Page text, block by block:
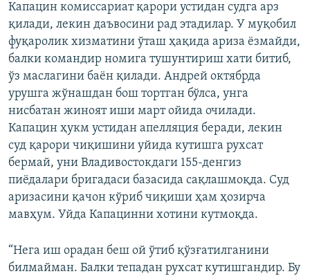
Капацин комиссариат қарори устидан судга арз
қилади, лекин даъвосини рад этадилар. У муқобил
фуқаролик хизматини ўташ ҳақида ариза ёзмайди,
балки командир номига тушунтириш хати битиб,
ўз маслагини баён қилади. Андрей октябрда
урушга жўнашдан бош тортган бўлса, унга
нисбатан жиноят иши март ойида очилади.
Капацин ҳукм устидан апелляция беради, лекин
суд қарори чиқишини уйида кутишга рухсат
бермай, уни Владивостокдаги 155-денгиз
пиёдалари бригадаси базасида сақлашмоқда. Суд
аризасини қачон кўриб чиқиши ҳам ҳозирча
мавҳум. Уйда Капацинни хотини кутмоқда.
“Нега иш орадан беш ой ўтиб қўзғатилганини
билмайман. Балки тепадан рухсат кутишгандир. Бу